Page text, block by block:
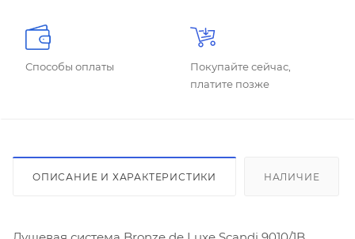
Способы оплаты
Покупайте сейчас,
платите позже
ОПИСАНИЕ И ХАРАКТЕРИСТИКИ НАЛИЧИЕ